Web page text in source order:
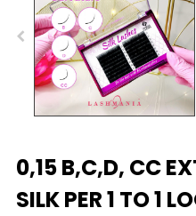
0,15 B,C,D, CC
SILK PER 1 TO 1